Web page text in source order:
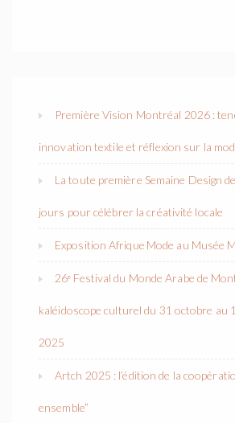
Première Vision Montréal 2026 :
innovation textile et réflexion sur la
La toute première Semaine Design
jours pour célébrer la créativité locale
Exposition Afrique Mode au Musée
26ᵉ Festival du Monde Arabe de
kaléidoscope culturel du 31 octobre au
2025
Artch 2025 : l’édition de la
ensemble”